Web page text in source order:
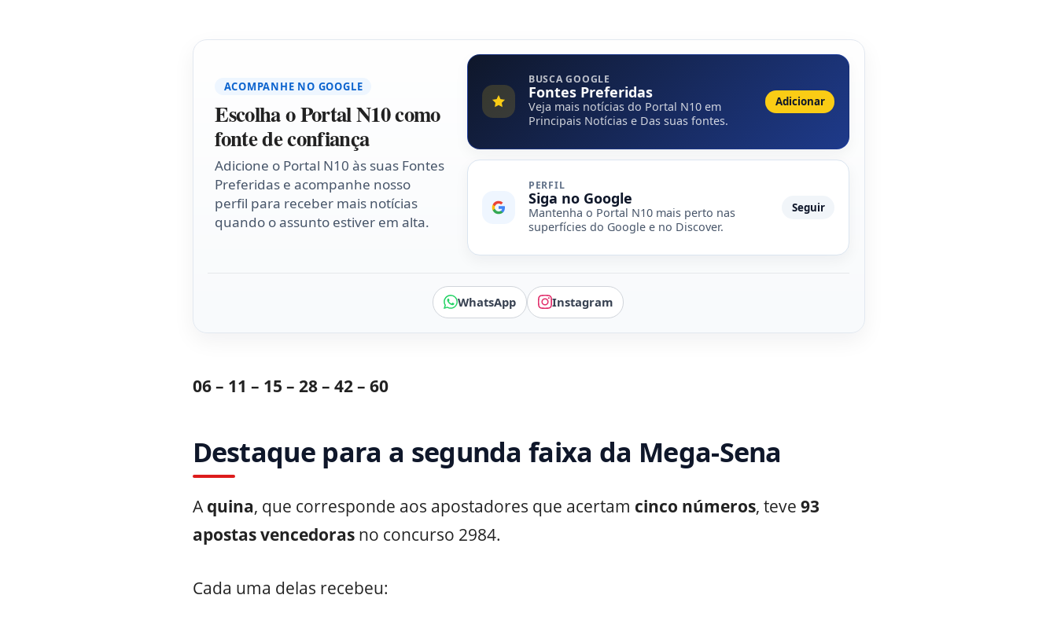
ACOMPANHE NO GOOGLE
Escolha o Portal N10 como
fonte de confiança
Adicione o Portal N10 às suas Fontes
Preferidas e acompanhe nosso
perfil para receber mais notícias
quando o assunto estiver em alta.
BUSCA GOOGLE
Fontes Preferidas
Veja mais notícias do Portal N10 em
Principais Notícias e Das suas fontes.
Adicionar
PERFIL
Siga no Google
Mantenha o Portal N10 mais perto nas
superfícies do Google e no Discover.
Seguir
WhatsApp Instagram
06 – 11 – 15 – 28 – 42 – 60
Destaque para a segunda faixa da Mega-Sena
Aquina, que corresponde aos apostadores que acertam cinco números, teve 93
apostas vencedorasno concurso 2984.
Cada uma delas recebeu: